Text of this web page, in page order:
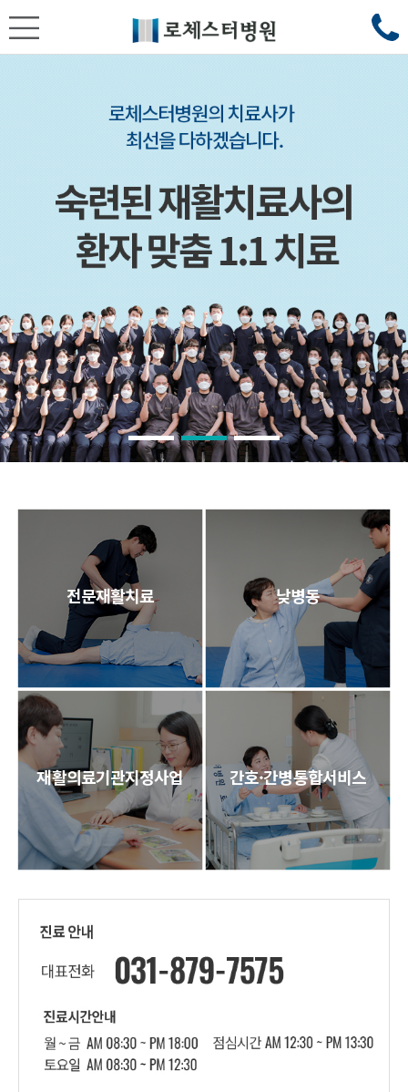
전문재활치료 낮병동
재활의료기관지정사업 간호·간병통합서비스